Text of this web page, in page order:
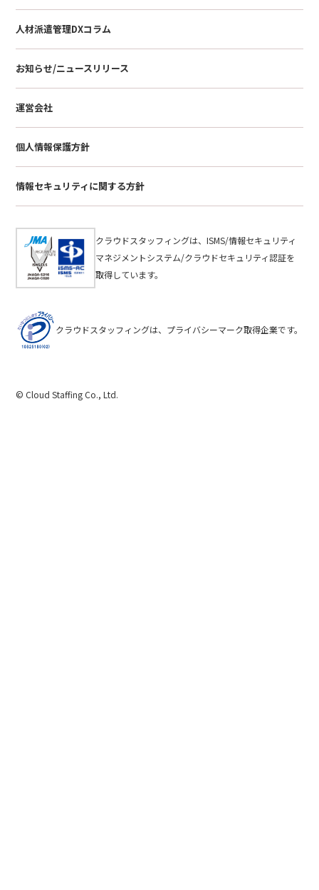
人材派遣管理DXコラム
お知らせ/ニュースリリース
運営会社
個人情報保護方針
情報セキュリティに関する方針
クラウドスタッフィングは、ISMS/情報セキュリティ
マネジメントシステム/クラウドセキュリティ認証を
取得しています。
クラウドスタッフィングは、プライバシーマーク取得企業です。
© Cloud Staffing Co., Ltd.